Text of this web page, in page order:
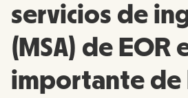
servicios de
(MSA) de EOR
importante de